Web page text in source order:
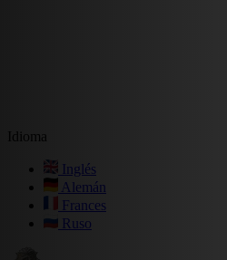
Idioma
Inglés
Alemán
Frances
Ruso